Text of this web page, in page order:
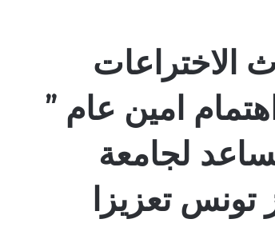
الاختراعات
امين عام ”
لجامعة
تونس تعزيزا